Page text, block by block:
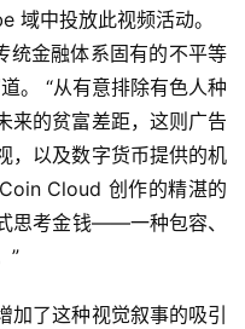
域中投放此视频活动。
统金融体系固有的不平等
。 “从有意排除有色人种
来的贫富差距，这则广告
，以及数字货币提供的机
Cloud 创作的精湛的
思考金钱——一种包容、
”
了这种视觉叙事的吸引